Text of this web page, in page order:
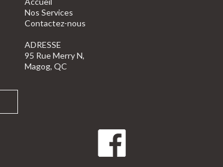
Nos Services
Contactez-nous
ADRESSE
95 Rue Merry N,
Magog, QC